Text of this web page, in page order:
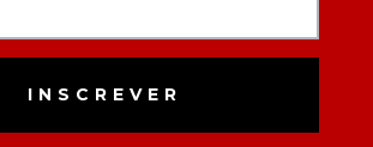
INSCREVER